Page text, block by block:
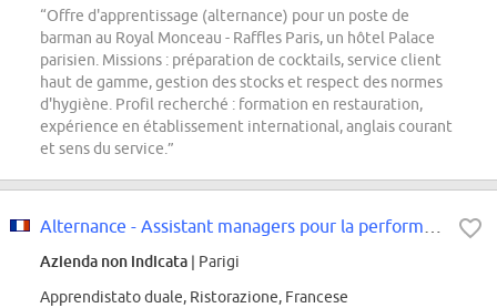
“Offre d'apprentissage (alternance) pour un poste de
barman au Royal Monceau - Raffles Paris, un hôtel Palace
parisien. Missions : préparation de cocktails, service client
haut de gamme, gestion des stocks et respect des normes
d'hygiène. Profil recherché : formation en restauration,
expérience en établissement international, anglais courant
et sens du service.”
Azienda non indicata | Parigi
Apprendistato duale, Ristorazione, Francese